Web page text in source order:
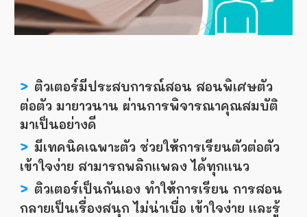
> ติวเตอร์มีประสบการณ์สอน สอนพิเศษตัว
ต่อตัว มายาวนาน ผ่านการพิจารณาคุณสมบัติ
มาเป็นอย่างดี
>มีเทคนิคเฉพาะตัว ช่วยให้การเรียนตัวต่อตัว
เข้าใจง่าย สามารถพลิกเเพลง ได้ทุกเเนว
> ติวเตอร์เป็นกันเอง ทำให้การเรียน การสอน
กลายเป็นเรื่องสนุก ไม่น่าเบื่อ เข้าใจง่าย เเละรู้